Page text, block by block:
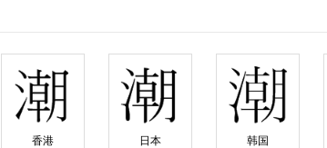
香港 日本 韩国